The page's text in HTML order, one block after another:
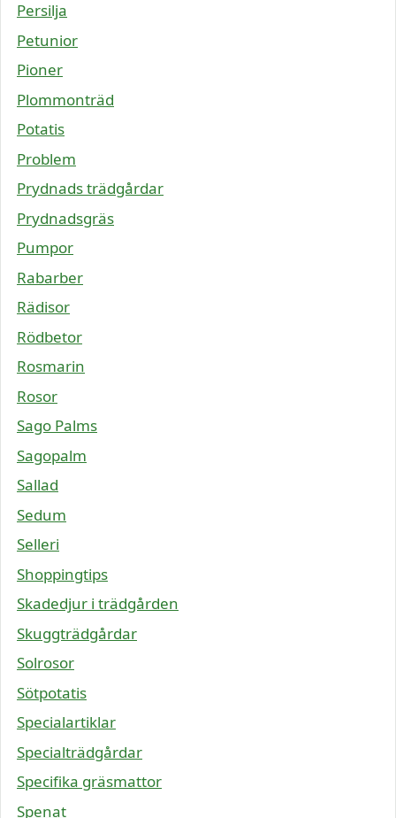
Persilja
Petunior
Pioner
Plommonträd
Potatis
Problem
Prydnads trädgårdar
Prydnadsgräs
Pumpor
Rabarber
Rädisor
Rödbetor
Rosmarin
Rosor
Sago Palms
Sagopalm
Sallad
Sedum
Selleri
Shoppingtips
Skadedjur i trädgården
Skuggträdgårdar
Solrosor
Sötpotatis
Specialartiklar
Specialträdgårdar
Specifika gräsmattor
Spenat